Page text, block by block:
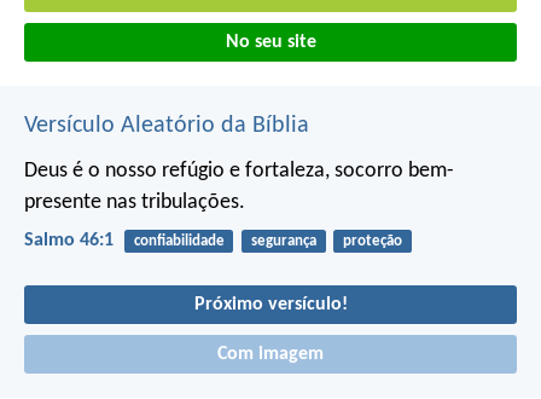
No seu site
Versículo Aleatório da Bíblia
Deus é o nosso refúgio e fortaleza, socorro bem-
presente nas tribulações.
Salmo 46:1 confiabilidade segurança proteção
Próximo versículo!
Com imagem